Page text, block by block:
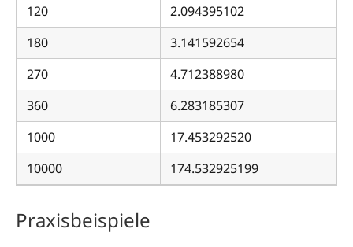
120
2.094395102
180
3.141592654
270
4.712388980
360
6.283185307
1000
17.453292520
10000
174.532925199
Praxisbeispiele